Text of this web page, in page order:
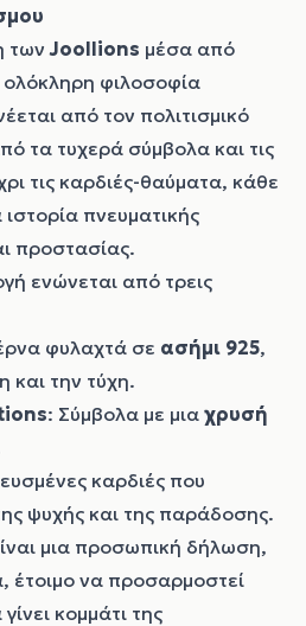
τωνJoollions μέσα από
φιλοσοφία
από τον πολιτισμικό
τα τυχερά σύμβολα και τις
τις καρδιές-θαύματα, κάθε
πνευματικής
προστασίας.
ενώνεται από τρεις
φυλαχτά σε ασήμι 925,
και την τύχη.
: Σύμβολα με μια χρυσή
καρδιές που
ψυχής και της παράδοσης.
μια προσωπική δήλωση,
έτοιμο να προσαρμοστεί
κομμάτι της